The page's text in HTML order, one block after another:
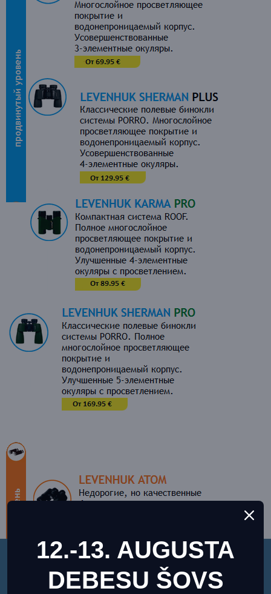
Этот веб-сайт использует файлы cookie, чтобы
обеспечить вам максимально эффективное
12.-13. AUGUSTA
DEBESU ŠOVS